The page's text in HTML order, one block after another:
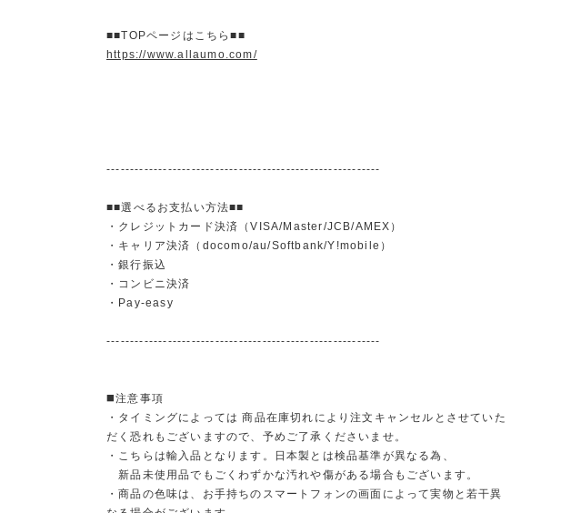
■■TOPページはこちら■■
https://www.allaumo.com/
----------------------------------------------------------
■■選べるお支払い方法■■
・クレジットカード決済（VISA/Master/JCB/AMEX）
・キャリア決済（docomo/au/Softbank/Y!mobile）
・銀行振込
・コンビニ決済
・Pay-easy
----------------------------------------------------------
◼️注意事項
・タイミングによっては 商品在庫切れにより注文キャンセルとさせていた
だく恐れもございますので、予めご了承くださいませ。
・こちらは輸入品となります。日本製とは検品基準が異なる為、
新品未使用品でもごくわずかな汚れや傷がある場合もございます。
・商品の色味は、お手持ちのスマートフォンの画面によって実物と若干異